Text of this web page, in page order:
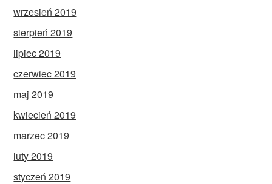
wrzesień 2019
sierpień 2019
lipiec 2019
czerwiec 2019
maj 2019
kwiecień 2019
marzec 2019
luty 2019
styczeń 2019